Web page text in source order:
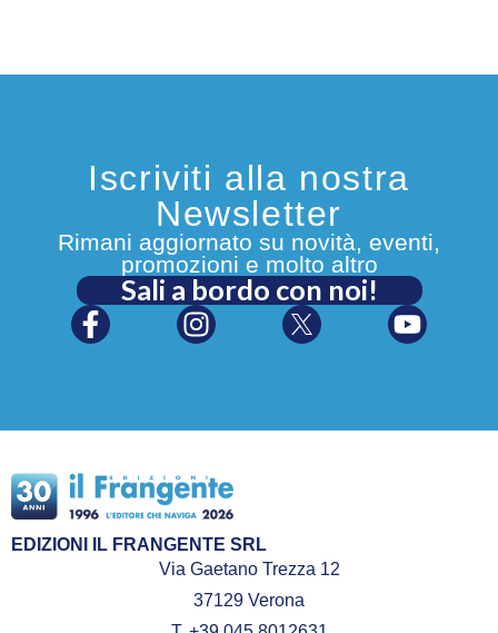
Iscriviti alla nostra
Newsletter
Rimani aggiornato su novità, eventi,
promozioni e molto altro
Sali a bordo con noi!
EDIZIONI IL FRANGENTE SRL
Via Gaetano Trezza 12
37129 Verona